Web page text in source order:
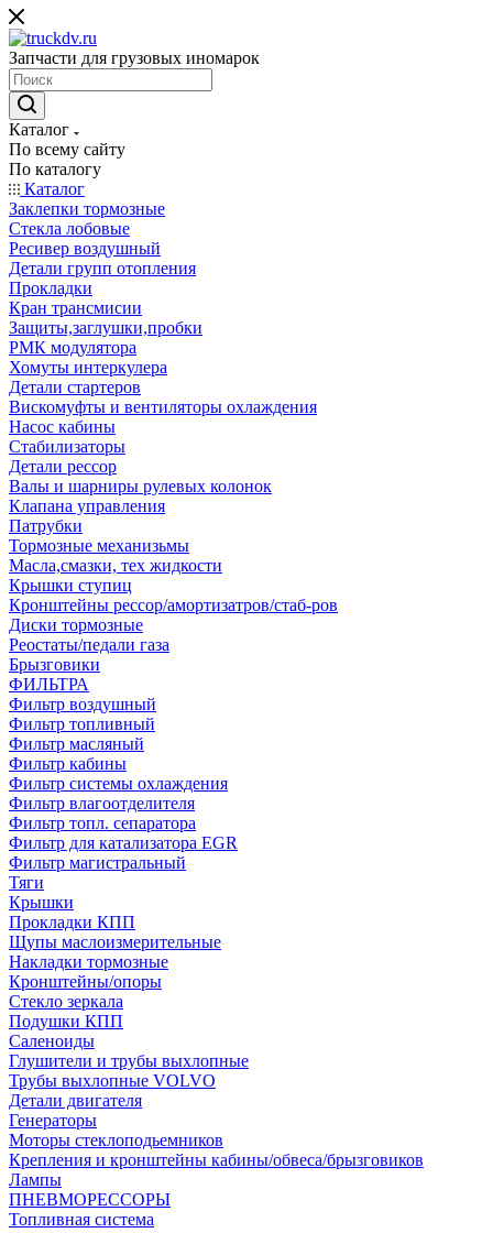
Запчасти для грузовых иномарок
Каталог
По всему сайту
По каталогу
Каталог
Заклепки тормозные
Стекла лобовые
Ресивер воздушный
Детали групп отопления
Прокладки
Кран трансмисии
Защиты,заглушки,пробки
РМК модулятора
Хомуты интеркулера
Детали стартеров
Вискомуфты и вентиляторы охлаждения
Насос кабины
Стабилизаторы
Детали рессор
Валы и шарниры рулевых колонок
Клапана управления
Патрубки
Тормозные механизьмы
Масла,смазки, тех жидкости
Крышки ступиц
Кронштейны рессор/амортизатров/стаб-ров
Диски тормозные
Реостаты/педали газа
Брызговики
ФИЛЬТРА
Фильтр воздушный
Фильтр топливный
Фильтр масляный
Фильтр кабины
Фильтр системы охлаждения
Фильтр влагоотделителя
Фильтр топл. сепаратора
Фильтр для катализатора EGR
Фильтр магистральный
Тяги
Крышки
Прокладки КПП
Щупы маслоизмерительные
Накладки тормозные
Кронштейны/опоры
Стекло зеркала
Подушки КПП
Саленоиды
Глушители и трубы выхлопные
Трубы выхлопные VOLVO
Детали двигателя
Генераторы
Моторы стеклоподьемников
Крепления и кронштейны кабины/обвеса/брызговиков
Лампы
ПНЕВМОРЕССОРЫ
Топливная система